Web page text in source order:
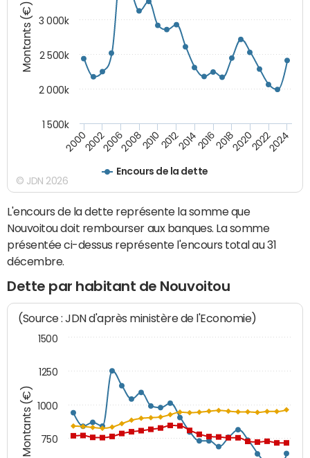
Montants (€)
Encours de la dette
200020022006200820102012201420162018202020222024
1 500k
2 000k
2 500k
3 000k
© JDN 2026
L'encours de la dette représente la somme que
Nouvoitou doit rembourser aux banques. La somme
présentée ci-dessus représente l'encours total au 31
décembre.
Dette par habitant de Nouvoitou
Montants (€)
(Source : JDN d'après ministère de l'Economie)
1000
750
1250
1500